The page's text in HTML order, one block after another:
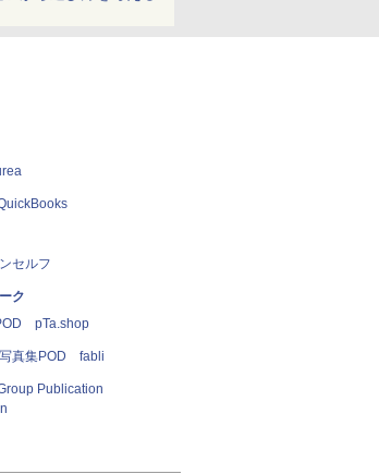
セルフ
ク
pTa.shop
真集POD fabli
Publication